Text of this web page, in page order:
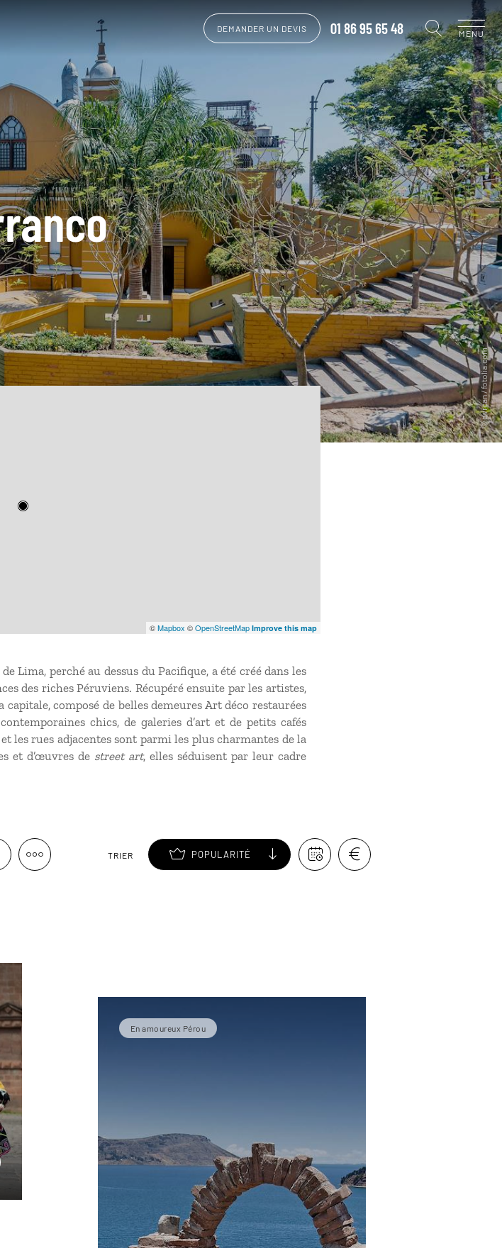
DEMANDER UN DEVIS 01 86 95 65 48 MENU
©Mapbox ©OpenStreetMap Improve this map
Lima, perché au dessus du Pacifique, a été créé dans les
des riches Péruviens. Récupéré ensuite par les artistes,
composé de belles demeures Art déco restaurées
chics, de galeries d’art et de petits cafés
les rues adjacentes sont parmi les plus charmantes de la
et d’œuvres de street art, elles séduisent par leur cadre
TRIER POPULARITÉ
En amoureux Pérou